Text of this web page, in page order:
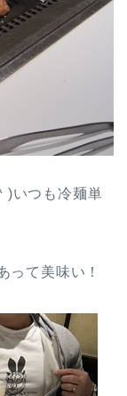
)いつも冷麺単
って美味い！